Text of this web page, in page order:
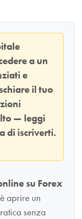
a un
e
il tuo
— leggi
di iscriverti.
su Forex
aprire un
senza